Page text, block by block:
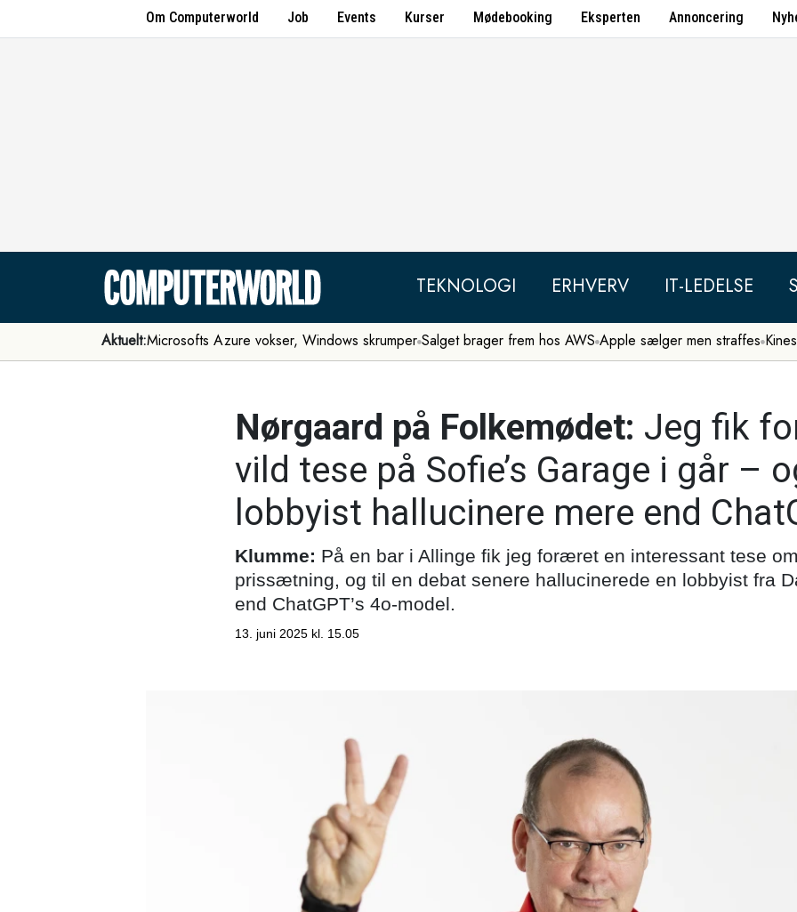
Om Computerworld Job Events Kurser Mødebooking Eksperten Annoncering
TEKNOLOGI ERHVERV IT-LEDELSE
Aktuelt:Microsofts Azure vokser, Windows skrumper Salget brager frem hos AWS Apple sælger men straffes
Nørgaard på Folkemødet: Jeg fik
vild tese på Sofie’s Garage i går –
lobbyist hallucinere mere end
Klumme: På en bar i Allinge fik jeg foræret en interessant tese
prissætning, og til en debat senere hallucinerede en lobbyist fra
end ChatGPT’s 4o-model.
13. juni 2025 kl. 15.05